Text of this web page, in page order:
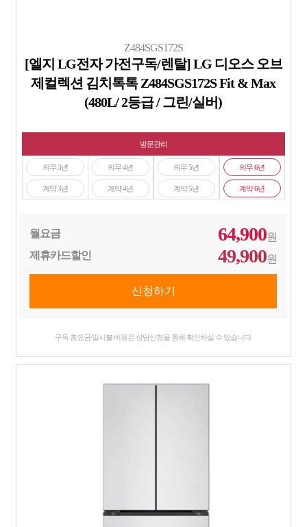
Z484SGS172S
[엘지 LG전자 가전구독/렌탈] LG 디오스 오브
제컬렉션 김치톡톡 Z484SGS172S Fit & Max
(480L/ 2등급 / 그린/실버)
방문관리
의무 3년
계약 3년
의무 4년
계약 4년
의무 5년
계약 5년
의무 6년
계약 6년
월요금 64,900원
제휴카드할인
49,900원
구독 총요금/일시불 비용은 상담신청을 통해 확인하실 수 있습니다.